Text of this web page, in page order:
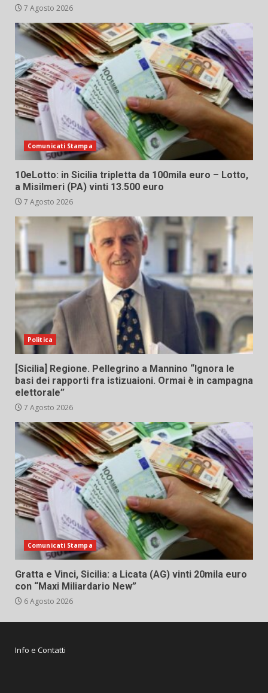
7 Agosto 2026
Comunicati Stampa
10eLotto: in Sicilia tripletta da 100mila euro – Lotto,
a Misilmeri (PA) vinti 13.500 euro
7 Agosto 2026
Politica
[Sicilia] Regione. Pellegrino a Mannino “Ignora le
basi dei rapporti fra istizuaioni. Ormai è in campagna
elettorale”
7 Agosto 2026
Comunicati Stampa
Gratta e Vinci, Sicilia: a Licata (AG) vinti 20mila euro
con “Maxi Miliardario New”
6 Agosto 2026
Info e Contatti